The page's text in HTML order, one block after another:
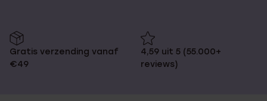
Gratis verzending vanaf
€49
4,59 uit 5 (55.000+
reviews)